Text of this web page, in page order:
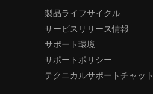
製品ライフサイクル
サービスリリース情報
サポート環境
サポートポリシー
テクニカルサポートチャット